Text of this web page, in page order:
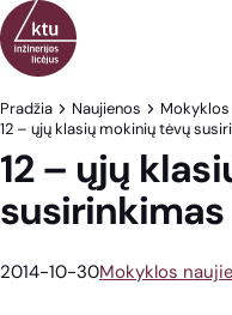
Eiti į turinį
Pradžia Naujienos
Mokyklos
12 – ųjų klasių mokinių tėvų
12 – ųjų
susirinkimas
2014-10-30Mokyklos